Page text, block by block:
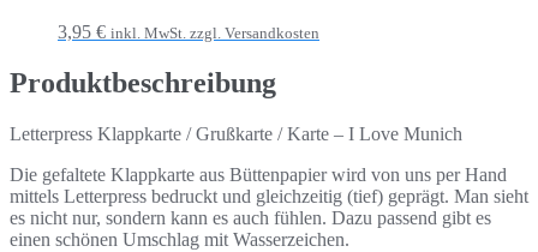
3,95 € inkl. MwSt. zzgl. Versandkosten
Produktbeschreibung
Letterpress Klappkarte / Grußkarte / Karte – I Love Munich
Die gefaltete Klappkarte aus Büttenpapier wird von uns per Hand
mittels Letterpress bedruckt und gleichzeitig (tief) geprägt. Man sieht
es nicht nur, sondern kann es auch fühlen. Dazu passend gibt es
einen schönen Umschlag mit Wasserzeichen.